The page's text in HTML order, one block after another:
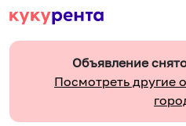
Объявление
Посмотреть другие